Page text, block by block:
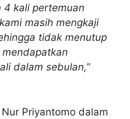
4 kali pertemuan
masih mengkaji
tidak menutup
dalam sebulan,”
Priyantomo dalam